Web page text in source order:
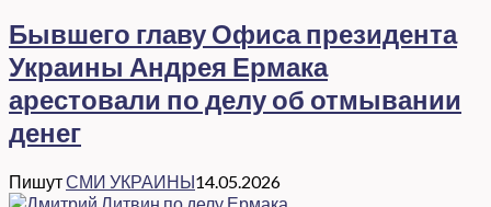
Бывшего главу Офиса президента
Украины Андрея Ермака
арестовали по делу об отмывании
денег
ПишутСМИ УКРАИНЫ14.05.2026